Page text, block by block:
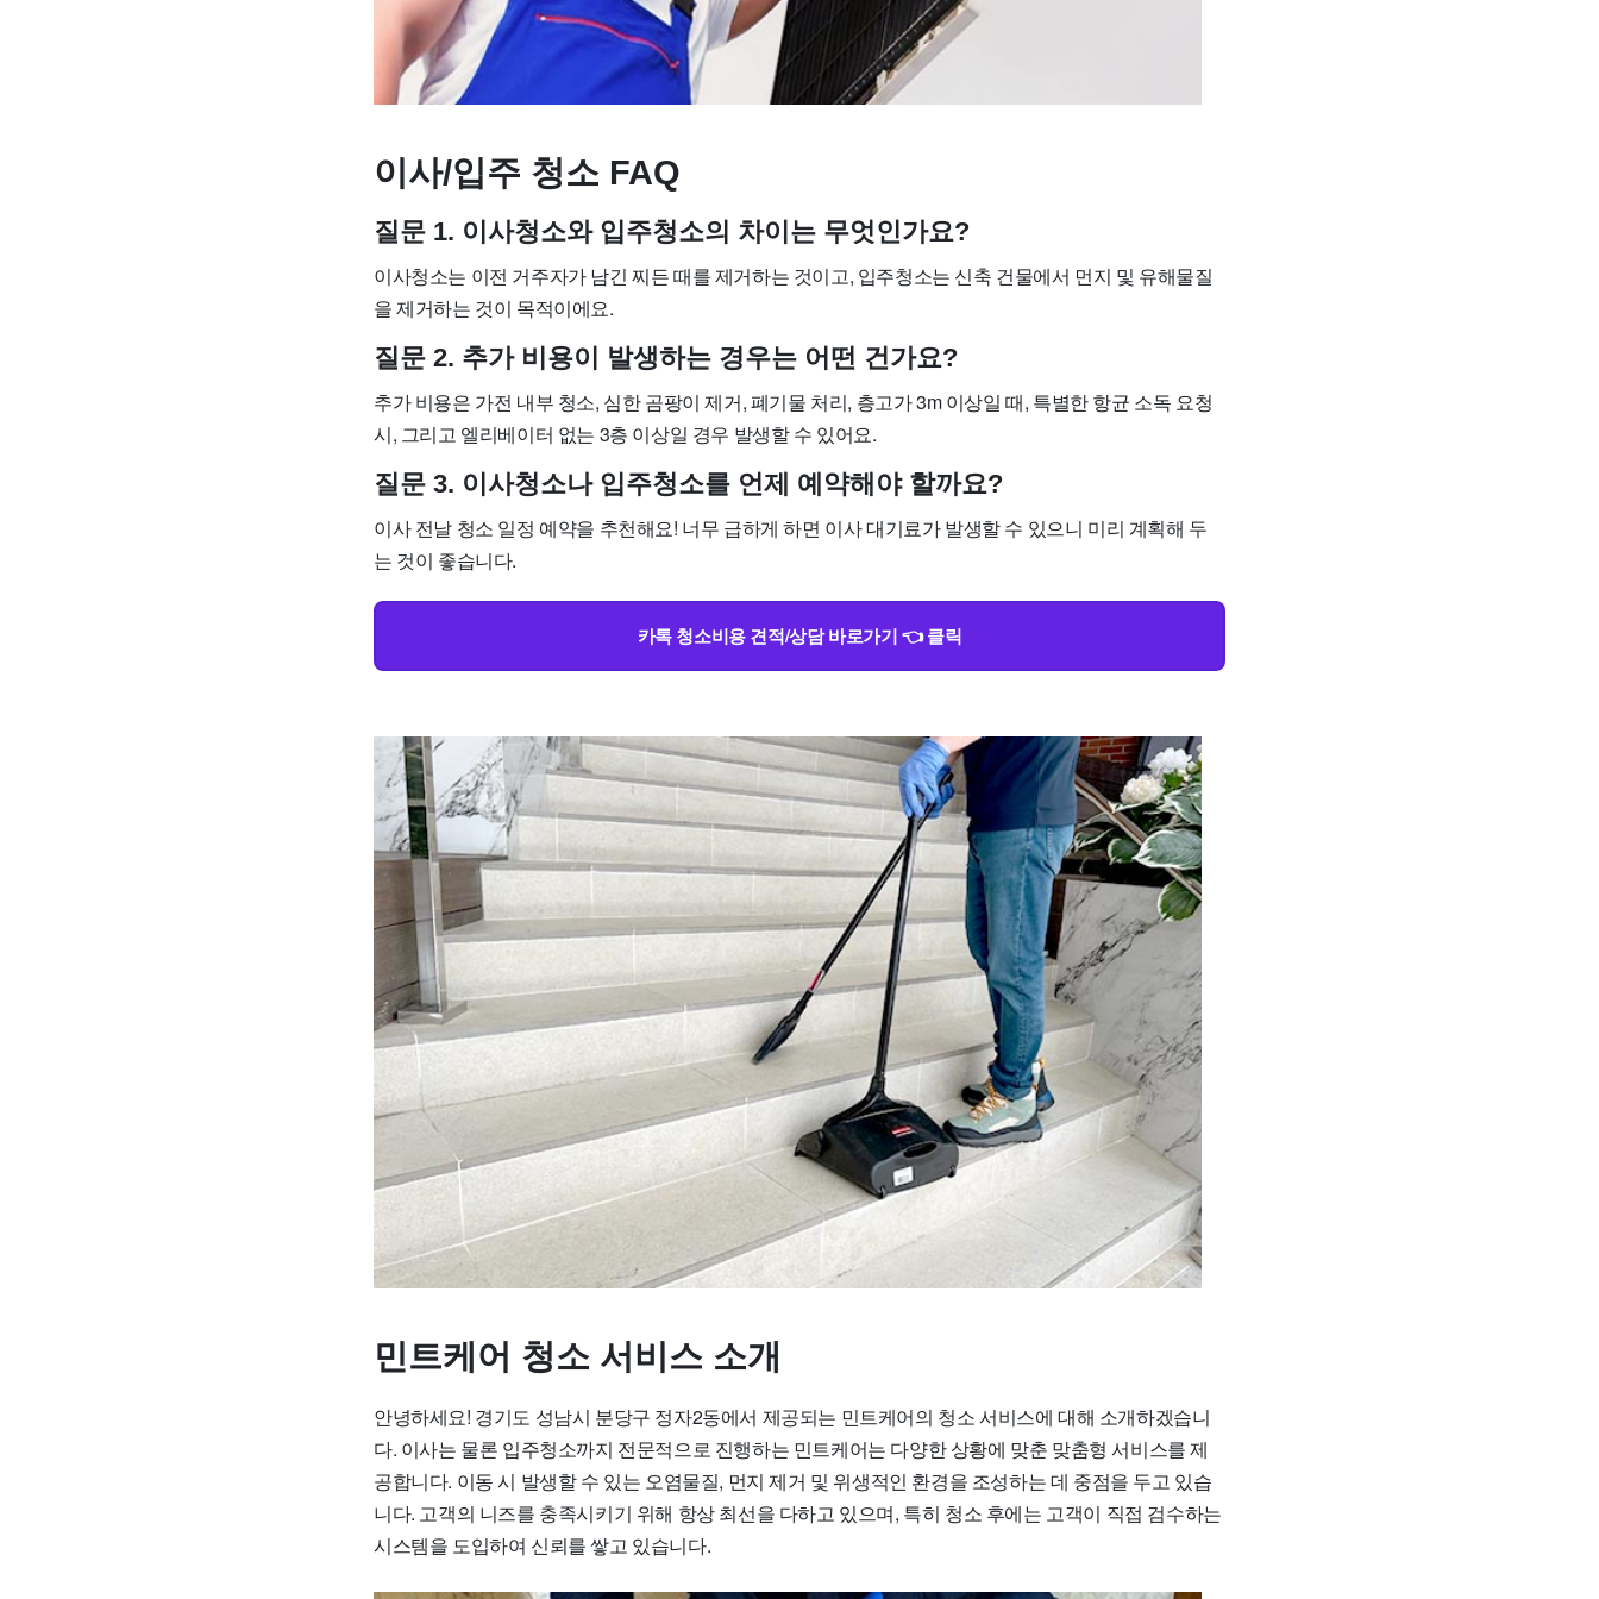
이사/입주 청소 FAQ
질문 1. 이사청소와 입주청소의 차이는 무엇인가요?
이사청소는 이전 거주자가 남긴 찌든 때를 제거하는 것이고, 입주청소는 신축 건물에서 먼지 및 유해물질
을 제거하는 것이 목적이에요.
질문 2. 추가 비용이 발생하는 경우는 어떤 건가요?
추가 비용은 가전 내부 청소, 심한 곰팡이 제거, 폐기물 처리, 층고가 3m 이상일 때, 특별한 항균 소독 요청
시, 그리고 엘리베이터 없는 3층 이상일 경우 발생할 수 있어요.
질문 3. 이사청소나 입주청소를 언제 예약해야 할까요?
이사 전날 청소 일정 예약을 추천해요! 너무 급하게 하면 이사 대기료가 발생할 수 있으니 미리 계획해 두
는 것이 좋습니다.
카톡 청소비용 견적/상담 바로가기 👈 클릭
민트케어 청소 서비스 소개
안녕하세요! 경기도 성남시 분당구 정자2동에서 제공되는 민트케어의 청소 서비스에 대해 소개하겠습니
다. 이사는 물론 입주청소까지 전문적으로 진행하는 민트케어는 다양한 상황에 맞춘 맞춤형 서비스를 제
공합니다. 이동 시 발생할 수 있는 오염물질, 먼지 제거 및 위생적인 환경을 조성하는 데 중점을 두고 있습
니다. 고객의 니즈를 충족시키기 위해 항상 최선을 다하고 있으며, 특히 청소 후에는 고객이 직접 검수하는
시스템을 도입하여 신뢰를 쌓고 있습니다.